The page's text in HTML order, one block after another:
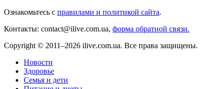
Ознакомьтесь с правилами и политикой сайта.
Контакты: contact@ilive.com.ua, форма обратной связи.
Copyright © 2011–2026 ilive.com.ua. Все права защищены.
Новости
Здоровье
Семья и дети